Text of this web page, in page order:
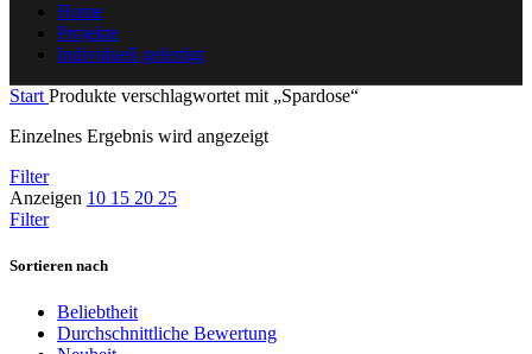
Home
Projekte
Individuell gefertigt
Start Produkte verschlagwortet mit „Spardose“
Einzelnes Ergebnis wird angezeigt
Filter
Anzeigen 10 15 20 25
Filter
Sortieren nach
Beliebtheit
Durchschnittliche Bewertung